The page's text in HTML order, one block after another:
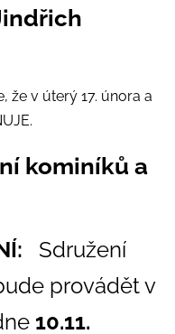
že v úterý 17. února a
kominíků a
Sdružení
provádět v
10.11.